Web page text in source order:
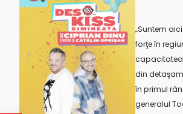
„Suntem
forţe în
capacitatea
din
în primul
generalul